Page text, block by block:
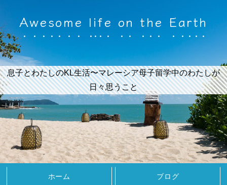
Awesome life on the Earth
息子とわたしのKL生活〜マレーシア母子留学中のわたしが
日々思うこと
ホーム ブログ